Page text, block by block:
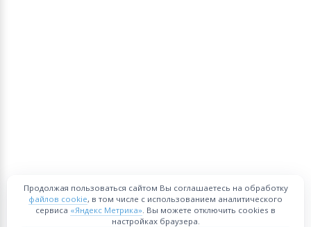
Продолжая пользоваться сайтом Вы соглашаетесь на обработку
файлов cookie, в том числе с использованием аналитического
сервиса «Яндекс Метрика». Вы можете отключить cookies в
настройках браузера.